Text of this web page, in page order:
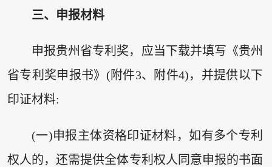
三、申报材料
申报贵州省专利奖，应当下载并填写《贵州
省专利奖申报书》(附件3、附件4)，并提供以下
印证材料:
(一)申报主体资格印证材料，如有多个专利
权人的，还需提供全体专利权人同意申报的书面